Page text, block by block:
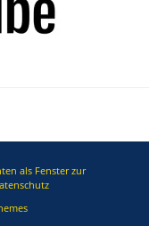
als Fenster zur